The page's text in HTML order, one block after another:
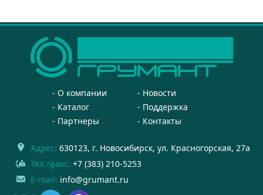
О компании
Новости
Каталог
Поддержка
Партнеры
Контакты
Адрес: 630123, г. Новосибирск, ул. Красногорская, 27а
Тел./факс: +7 (383) 210-5253
E-mail: info@grumant.ru